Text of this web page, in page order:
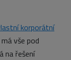
korporátní
vše pod
na řešení